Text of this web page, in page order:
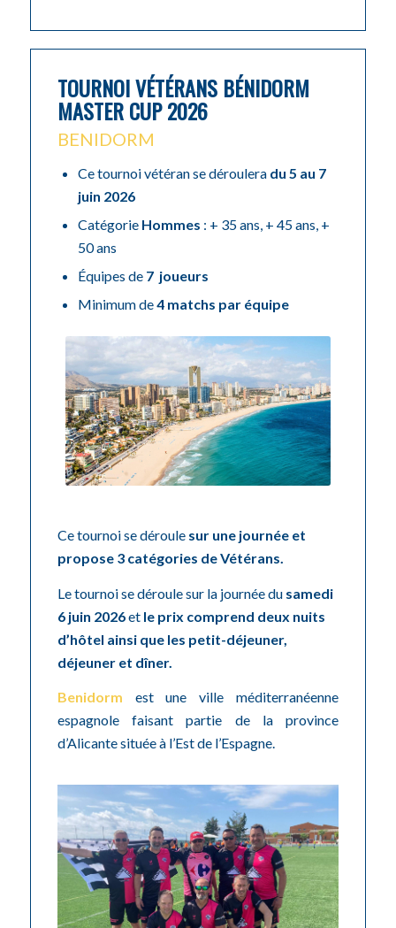
TOURNOI VÉTÉRANS BÉNIDORM
MASTER CUP 2026
BENIDORM
Ce tournoi vétéran se déroulera du 5 au 7
juin 2026
Catégorie Hommes : + 35 ans, + 45 ans, +
50 ans
Équipes de 7 joueurs
Minimum de4 matchs par équipe
Ce tournoi se déroule sur une journée et
propose 3 catégories de Vétérans.
Le tournoi se déroule sur la journée du samedi
6 juin 2026et le prix comprend deux nuits
d’hôtel ainsi que les petit-déjeuner,
déjeuner et dîner.
Benidorm
est une ville méditerranéenne
espagnole faisant partie de la province
d’Alicante située à l’Est de l’Espagne.